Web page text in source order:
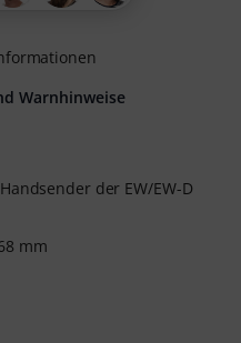
der EW/EW-D
mm
Warnhinweise